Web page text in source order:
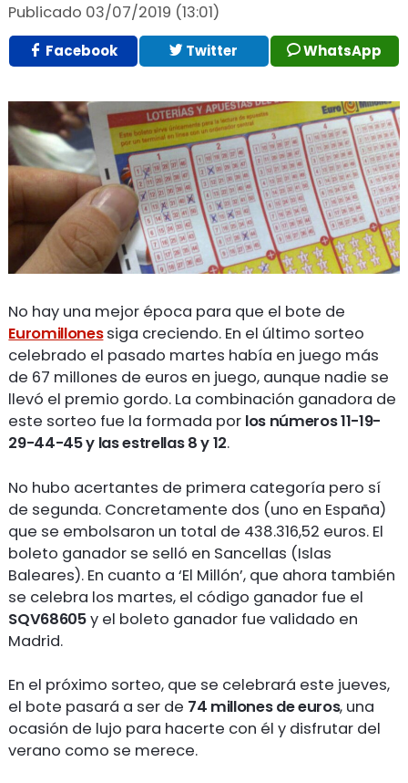
Publicado 03/07/2019 (13:01)
Facebook Twitter WhatsApp
No hay una mejor época para que el bote de
Euromillonessiga creciendo. En el último sorteo
celebrado el pasado martes había en juego más
de 67 millones de euros en juego, aunque nadie se
llevó el premio gordo. La combinación ganadora de
este sorteo fue la formada por los números 11-19-
29-44-45 y las estrellas 8 y 12.
No hubo acertantes de primera categoría pero sí
de segunda. Concretamente dos (uno en España)
que se embolsaron un total de 438.316,52 euros. El
boleto ganador se selló en Sancellas (Islas
Baleares). En cuanto a ‘El Millón’, que ahora también
se celebra los martes, el código ganador fue el
SQV68605y el boleto ganador fue validado en
Madrid.
En el próximo sorteo, que se celebrará este jueves,
el bote pasará a ser de 74 millones de euros, una
ocasión de lujo para hacerte con él y disfrutar del
verano como se merece.